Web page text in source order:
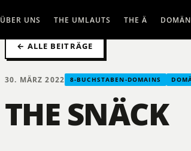
ÜBER UNS THE UMLAUTS THE Ä
← ALLE BEITRÄGE
30. MÄRZ 2022 8-BUCHSTABEN-DOMAINS
THE SNÄCK